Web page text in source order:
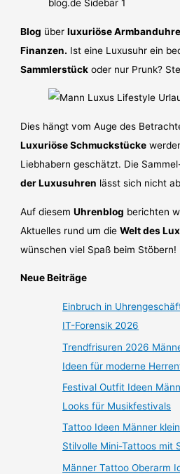
Blog überluxuriöse
Finanzen. Ist eine Luxusuhr ein
Sammlerstück oder nur Prunk?
Dies hängt vom Auge des
Luxuriöse Schmuckstücke
Liebhabern geschätzt. Die
der Luxusuhren lässt sich nicht
Auf diesemUhrenblog berichten
Aktuelles rund um dieWelt des
wünschen viel Spaß beim Stöbern!
Neue Beiträge
Einbruch in
IT-Forensik 2026
Trendfrisuren 2026
Ideen für moderne
Festival Outfit Ideen
Looks für Musikfestivals
Tattoo Ideen Männer
Stilvolle Mini-Tattoos mit
Männer Tattoo Oberarm